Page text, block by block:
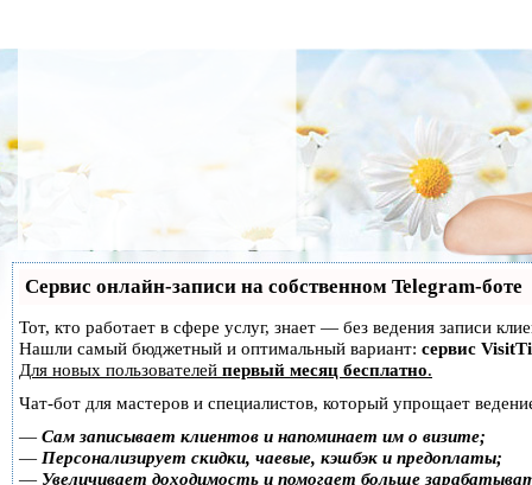
Сервис онлайн-записи на собственном Telegram-боте
Тот, кто работает в сфере услуг, знает — без ведения записи
Нашли самый бюджетный и оптимальный вариант: сервис
Для новых пользователей первый месяц бесплатно.
Чат-бот для мастеров и специалистов, который упрощает
— Сам записывает клиентов и напоминает им о визите;
— Персонализирует скидки, чаевые, кэшбэк и предоплаты;
— Увеличивает доходимость и помогает больше